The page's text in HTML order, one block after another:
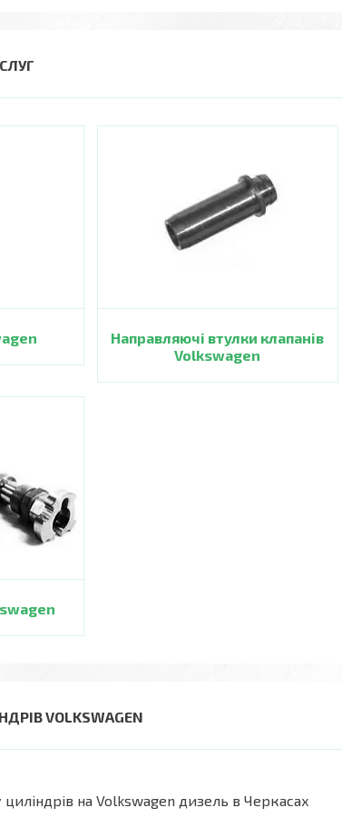
Направляючі втулки клапанів
Volkswagen
VOLKSWAGEN
на Volkswagen дизель в Черкасах